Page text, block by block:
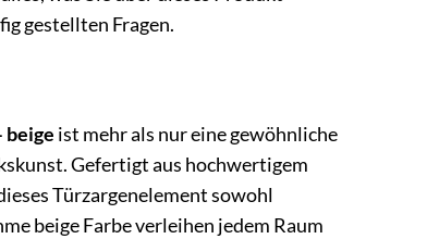
gestellten Fragen.
beige ist mehr als nur eine gewöhnliche
Gefertigt aus hochwertigem
Türzargenelement sowohl
beige Farbe verleihen jedem Raum